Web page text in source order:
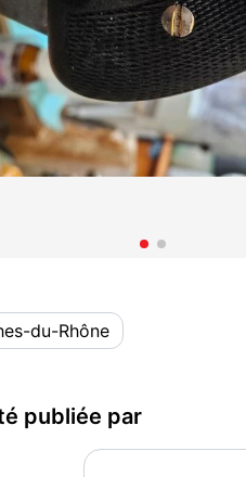
du-Rhône
publiée par